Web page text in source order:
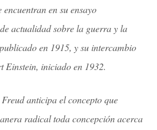
encuentran en su ensayo
actualidad sobre la guerra y la
en 1915, y su intercambio
Einstein, iniciado en 1932.
anticipa el concepto que
radical toda concepción acerca